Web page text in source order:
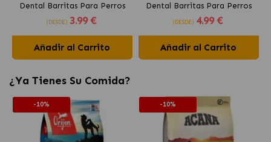
Dental Barritas Para Perros
Medianos 10-25 kg
(DESDE) 3.99 €
Añadir al Carrito
Dental Barritas Para Perros
Grandes +25 kg
(DESDE) 4.99 €
Añadir al Carrito
¿Ya Tienes Su Comida?
-10% -10%